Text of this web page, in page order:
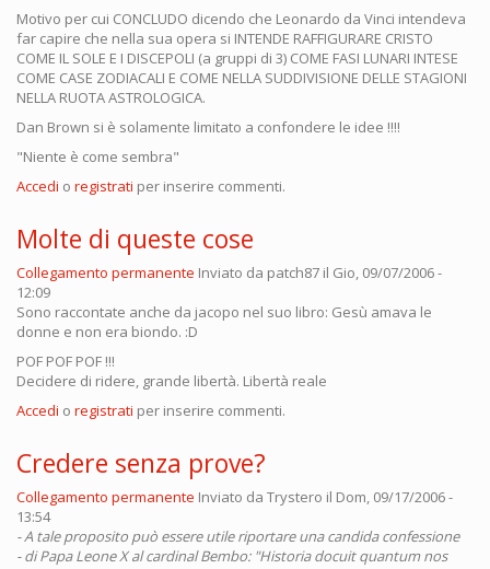
Motivo per cui CONCLUDO dicendo che Leonardo da Vinci intendeva
far capire che nella sua opera si INTENDE RAFFIGURARE CRISTO
COME IL SOLE E I DISCEPOLI (a gruppi di 3) COME FASI LUNARI INTESE
COME CASE ZODIACALI E COME NELLA SUDDIVISIONE DELLE STAGIONI
NELLA RUOTA ASTROLOGICA.
Dan Brown si è solamente limitato a confondere le idee !!!!
"Niente è come sembra"
Accedi o registrati per inserire commenti.
Molte di queste cose
Collegamento permanente Inviato da patch87 il Gio, 09/07/2006 -
12:09
Sono raccontate anche da jacopo nel suo libro: Gesù amava le
donne e non era biondo. :D
POF POF POF !!!
Decidere di ridere, grande libertà. Libertà reale
Accedi o registrati per inserire commenti.
Credere senza prove?
Collegamento permanente Inviato da Trystero il Dom, 09/17/2006 -
13:54
- A tale proposito può essere utile riportare una candida confessione
- di Papa Leone X al cardinal Bembo: "Historia docuit quantum nos